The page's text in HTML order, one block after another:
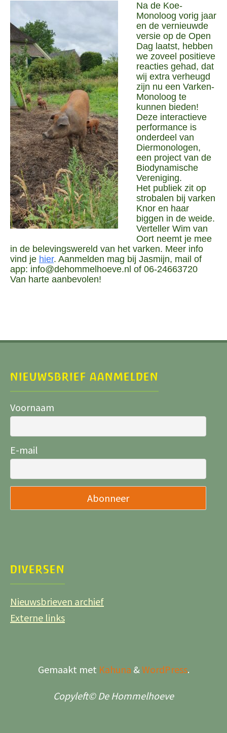
Na de Koe-
Monoloog vorig jaar
en de vernieuwde
versie op de Open
Dag laatst, hebben
we zoveel positieve
reacties gehad, dat
wij extra verheugd
zijn nu een Varken-
Monoloog te
kunnen bieden!
Deze interactieve
performance is
onderdeel van
Diermonologen,
een project van de
Biodynamische
Vereniging.
Het publiek zit op
strobalen bij varken
Knor en haar
biggen in de weide.
Verteller Wim van
Oort neemt je mee
in de belevingswereld van het varken. Meer info
vind je hier. Aanmelden mag bij Jasmijn, mail of
app: info@dehommelhoeve.nl of 06-24663720
Van harte aanbevolen!
NIEUWSBRIEF AANMELDEN
Voornaam
E-mail
DIVERSEN
Nieuwsbrieven archief
Externe links
Gemaakt met Kahuna &WordPress.
Copyleft© De Hommelhoeve